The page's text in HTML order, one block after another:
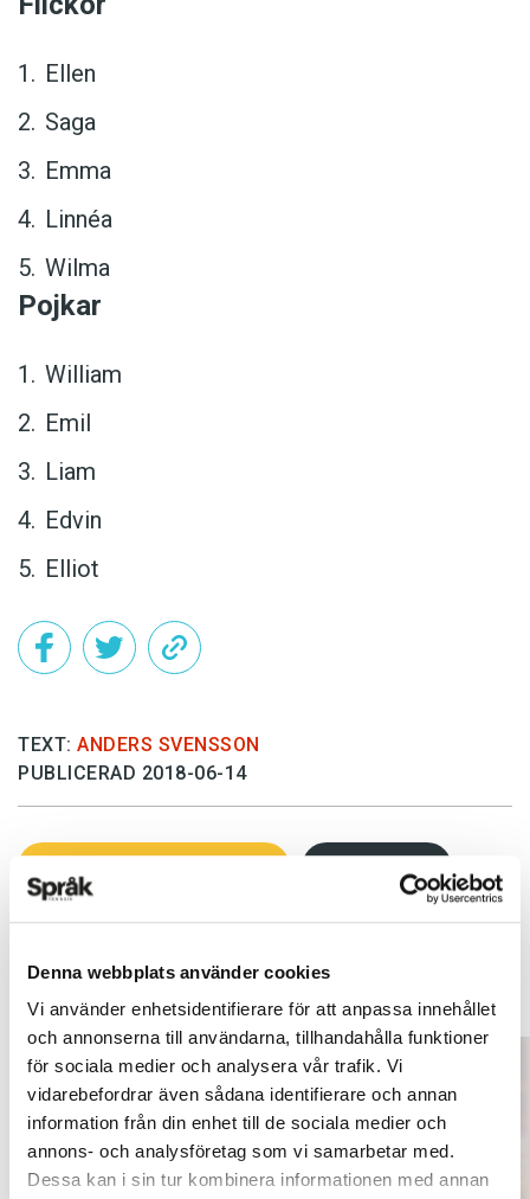
Denna webbplats använder cookies
Vi använder enhetsidentifierare för att anpassa innehållet
och annonserna till användarna, tillhandahålla funktioner
för sociala medier och analysera vår trafik. Vi
vidarebefordrar även sådana identifierare och annan
information från din enhet till de sociala medier och
annons- och analysföretag som vi samarbetar med.
Dessa kan i sin tur kombinera informationen med annan
Ellen
Saga
Emma
Linnéa
Wilma
Pojkar
William
Emil
Liam
Edvin
Elliot
TEXT: ANDERS SVENSSON
PUBLICERAD 2018-06-14
OKATEGORISERADE NYHETER